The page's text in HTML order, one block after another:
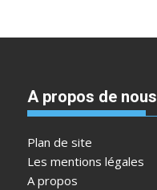
A propos de nous
Plan de site
Les mentions légales
A propos